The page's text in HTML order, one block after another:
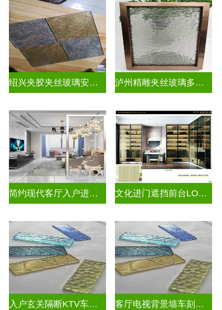
绍兴夹胶夹丝玻璃安装电话 泸州精雕夹丝玻璃多少钱
简约现代客厅入户进门遮挡玻璃背景墙 文化进门遮挡前台LOGO玻璃背景墙
入户玄关隔断KTV车刻玻璃 客厅电视背景墙车刻玻璃